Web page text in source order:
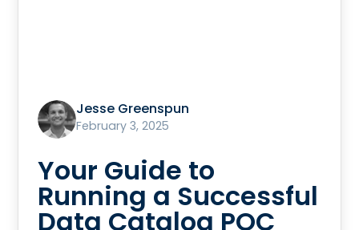
Jesse Greenspun
February 3, 2025
Your Guide to
Running a Successful
Data Catalog POC